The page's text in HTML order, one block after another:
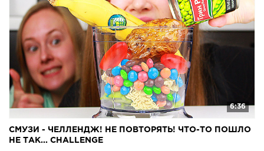
6:36
СМУЗИ - ЧЕЛЛЕНДЖ! НЕ ПОВТОРЯТЬ! ЧТО-ТО ПОШЛО
НЕ ТАК... CHALLENGE